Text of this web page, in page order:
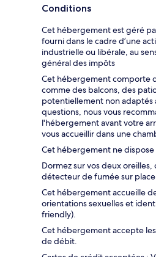
Conditions
Cet hébergement est géré
fourni dans le cadre d’une
industrielle ou libérale, au
général des impôts
Cet hébergement comporte
comme des balcons, des
potentiellement non adaptés
questions, nous vous
l'hébergement avant votre
vous accueillir dans une
Cet hébergement ne dispose
Dormez sur vos deux
détecteur de fumée sur
Cet hébergement accueille
orientations sexuelles et
friendly).
Cet hébergement accepte
de débit.